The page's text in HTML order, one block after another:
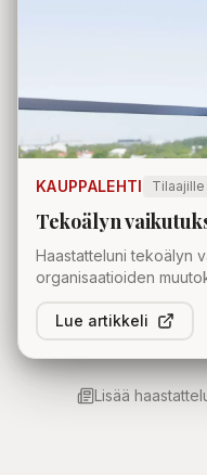
KAUPPALEHTI Tilaajille
Tekoälyn
Haastatteluni tekoälyn
organisaatioiden
Lue artikkeli
Lisää